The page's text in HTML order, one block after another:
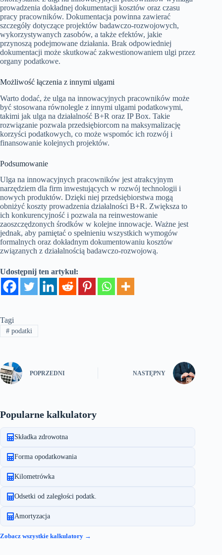
prowadzenia dokładnej dokumentacji kosztów oraz czasu
pracy pracowników. Dokumentacja powinna zawierać
szczegóły dotyczące projektów badawczo-rozwojowych,
wykorzystywanych zasobów, a także efektów, jakie
przynoszą podejmowane działania. Brak odpowiedniej
dokumentacji może skutkować zakwestionowaniem ulgi przez
organy podatkowe.
Możliwość łączenia z innymi ulgami
Warto dodać, że ulga na innowacyjnych pracowników może
być stosowana równolegle z innymi ulgami podatkowymi,
takimi jak ulga na działalność B+R oraz IP Box. Takie
rozwiązanie pozwala przedsiębiorcom na maksymalizację
korzyści podatkowych, co może wspomóc ich rozwój i
finansowanie kolejnych projektów.
Podsumowanie
Ulga na innowacyjnych pracowników jest atrakcyjnym
narzędziem dla firm inwestujących w rozwój technologii i
nowych produktów. Dzięki niej przedsiębiorstwa mogą
obniżyć koszty prowadzenia działalności B+R. Zwiększa to
ich konkurencyjność i pozwala na reinwestowanie
zaoszczędzonych środków w kolejne innowacje. Ważne jest
jednak, aby pamiętać o spełnieniu wszystkich wymogów
formalnych oraz dokładnym dokumentowaniu kosztów
związanych z działalnością badawczo-rozwojową.
Udostępnij ten artykuł:
Tagi
#podatki
POPRZEDNI NASTĘPNY
Popularne kalkulatory
Składka zdrowotna
Forma opodatkowania
Kilometrówka
Odsetki od zaległości podatk.
Amortyzacja
Zobacz wszystkie kalkulatory →